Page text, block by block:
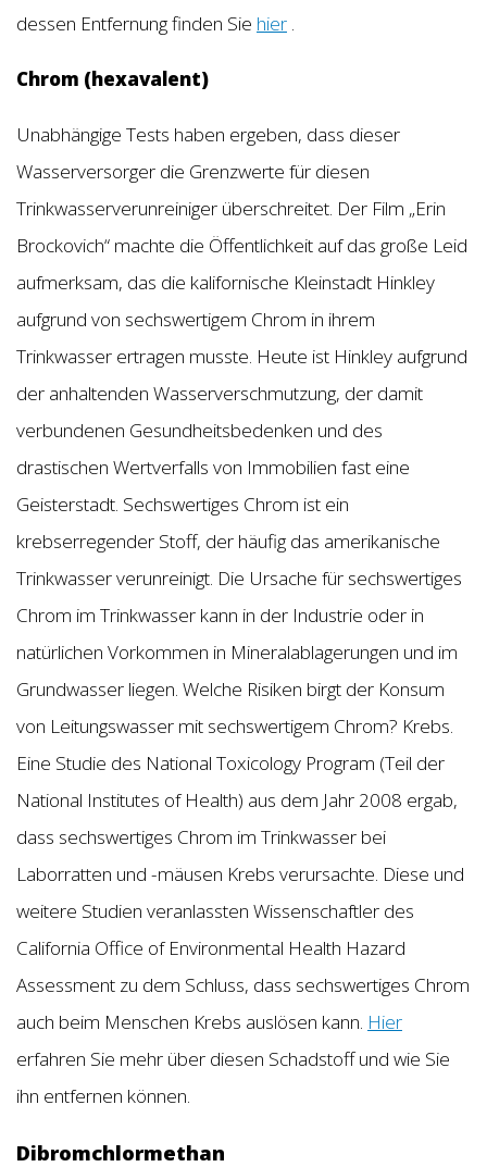
dessen Entfernung finden Sie hier
Chrom (hexavalent)
Unabhängige Tests haben ergeben, dass dieser
Wasserversorger die Grenzwerte für diesen
Trinkwasserverunreiniger überschreitet. Der Film „Erin
Brockovich“ machte die Öffentlichkeit auf das große Leid
aufmerksam, das die kalifornische Kleinstadt Hinkley
aufgrund von sechswertigem Chrom in ihrem
Trinkwasser ertragen musste. Heute ist Hinkley aufgrund
der anhaltenden Wasserverschmutzung, der damit
verbundenen Gesundheitsbedenken und des
drastischen Wertverfalls von Immobilien fast eine
Geisterstadt. Sechswertiges Chrom ist ein
krebserregender Stoff, der häufig das amerikanische
Trinkwasser verunreinigt. Die Ursache für sechswertiges
Chrom im Trinkwasser kann in der Industrie oder in
natürlichen Vorkommen in Mineralablagerungen und im
Grundwasser liegen. Welche Risiken birgt der Konsum
von Leitungswasser mit sechswertigem Chrom? Krebs.
Eine Studie des National Toxicology Program (Teil der
National Institutes of Health) aus dem Jahr 2008 ergab,
dass sechswertiges Chrom im Trinkwasser bei
Laborratten und -mäusen Krebs verursachte. Diese und
weitere Studien veranlassten Wissenschaftler des
California Office of Environmental Health Hazard
Assessment zu dem Schluss, dass sechswertiges Chrom
auch beim Menschen Krebs auslösen kann. Hier
erfahren Sie mehr über diesen Schadstoff und wie Sie
ihn entfernen können.
Dibromchlormethan